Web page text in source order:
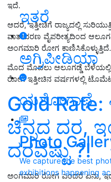
ಇತರೆ
ಅಗ್ರಿಪೀಡಿಯಾ
ಯಶೋಗಾಥೆ
Photo
We capture the best
exhibitions happening
ಇದೆ.
ಆದರೆ, ಇತ್ತೀಚಿಗೆ ರಾಜ್ಯದಲ್ಲಿ
ವಾತಾವರಣ ವೈಪರೀತ್ಯದಿಂದ
ಅಂಗಮಾರಿ ರೋಗ ಕಾಣಿಸಿಕೊಳ್ಳುತ್ತಿದೆ.
ಮೊದ ಮೊದಲು ಆಲೂಗಡ್ಡೆ ಬೆಳೆಯಲ್ಲಿ
ರೋಗ ಇತ್ತೀಚಿನ ವರ್ಷಗಳಲ್ಲಿ
Gold
ಚಿನ್ನದ ದರ,
ದರವೆಷ್ಟು ?!
ಅಂಗಮಾರಿ ರೋಗ ಎಂದರೆ ಏನು,